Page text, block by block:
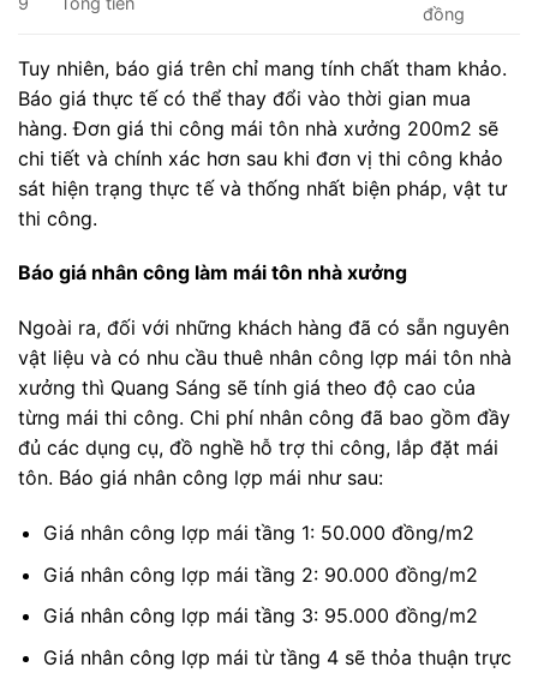
đồng
Tuy nhiên, báo giá trên chỉ mang tính chất tham khảo.
Báo giá thực tế có thể thay đổi vào thời gian mua
hàng. Đơn giá thi công mái tôn nhà xưởng 200m2 sẽ
chi tiết và chính xác hơn sau khi đơn vị thi công khảo
sát hiện trạng thực tế và thống nhất biện pháp, vật tư
thi công.
Báo giá nhân công làm mái tôn nhà xưởng
Ngoài ra, đối với những khách hàng đã có sẵn nguyên
vật liệu và có nhu cầu thuê nhân công lợp mái tôn nhà
xưởng thì Quang Sáng sẽ tính giá theo độ cao của
từng mái thi công. Chi phí nhân công đã bao gồm đầy
đủ các dụng cụ, đồ nghề hỗ trợ thi công, lắp đặt mái
tôn. Báo giá nhân công lợp mái như sau:
Giá nhân công lợp mái tầng 1: 50.000 đồng/m2
Giá nhân công lợp mái tầng 2: 90.000 đồng/m2
Giá nhân công lợp mái tầng 3: 95.000 đồng/m2
Giá nhân công lợp mái từ tầng 4 sẽ thỏa thuận trực